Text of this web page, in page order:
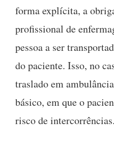
forma explícita, a
profissional de
pessoa a ser
do paciente. Isso, no
traslado em
básico, em que o
risco de intercorrências.